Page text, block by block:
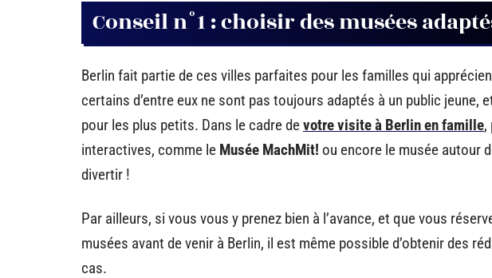
Conseil n°1 : choisir des musées
Berlin fait partie de ces villes parfaites pour les familles qui
certains d’entre eux ne sont pas toujours adaptés à un public jeune,
pour les plus petits. Dans le cadre devotre visite à Berlin en famille,
interactives, comme le Musée MachMit! ou encore le musée autour
divertir !
Par ailleurs, si vous vous y prenez bien à l’avance, et que vous
musées avant de venir à Berlin, il est même possible d’obtenir des
cas.